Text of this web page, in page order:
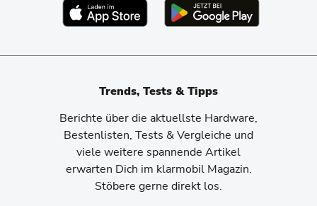
Trends, Tests & Tipps
Berichte über die aktuellste Hardware,
Bestenlisten, Tests & Vergleiche und
viele weitere spannende Artikel
erwarten Dich im klarmobil Magazin.
Stöbere gerne direkt los.